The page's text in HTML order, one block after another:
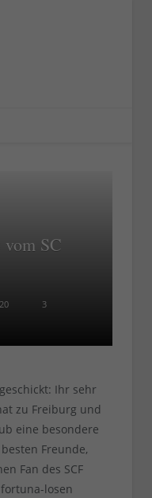
SC
3
Ihr sehr
zu Freiburg und
eine besondere
Freunde,
Fan des SCF
losen